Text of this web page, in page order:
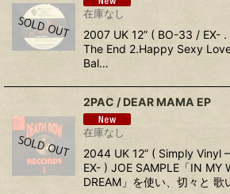
在庫なし
2007 UK 12” ( BO-33 / EX-
The End 2.Happy Sexy
Bal…
2PAC ‎/ DEAR MAMA EP
在庫なし
2044 UK 12” ( Simply Vinyl
EX- ) JOE SAMPLE「IN MY
DREAM」を使い、切々と 歌